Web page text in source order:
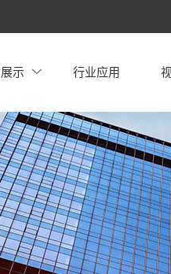
示 行业应用